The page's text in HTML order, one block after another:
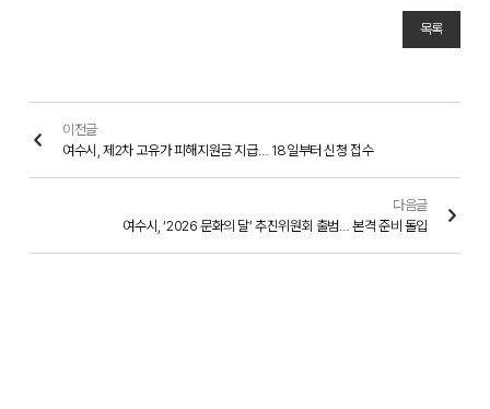
목록
이전글
여수시, 제2차 고유가 피해지원금 지급… 18일부터 신청 접수
다음글
여수시, ‘2026 문화의 달’ 추진위원회 출범… 본격 준비 돌입